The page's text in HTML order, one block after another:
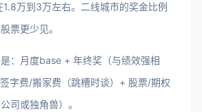
万到3万左右。二线城市的奖金比例
票更少见。
：月度base + 年终奖（与绩效强相
字费/搬家费（跳槽时谈）+ 股票/期权
司或独角兽）。